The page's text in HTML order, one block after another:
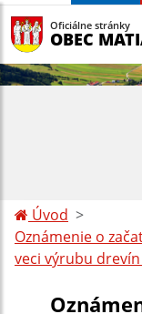
Oficiálne stránky
OBEC
Úvod
Oznámenie o
veci výrubu drevín